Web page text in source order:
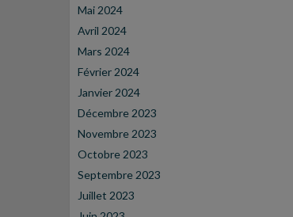
Mai 2024
Avril 2024
Mars 2024
Février 2024
Janvier 2024
Décembre 2023
Novembre 2023
Octobre 2023
Septembre 2023
Juillet 2023